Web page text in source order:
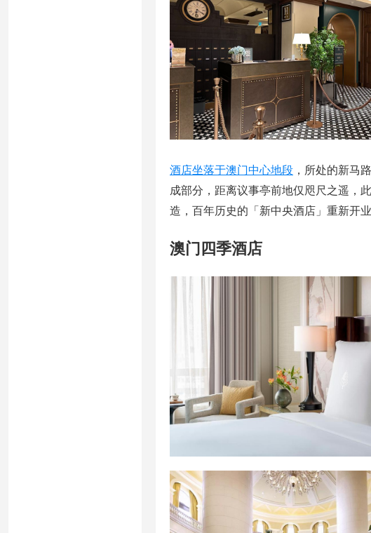
酒店坐落于澳门中心地段 ，所处的新马
成部分，距离议事亭前地仅咫尺之遥，
造，百年历史的「新中央酒店」重新开
澳门四季酒店